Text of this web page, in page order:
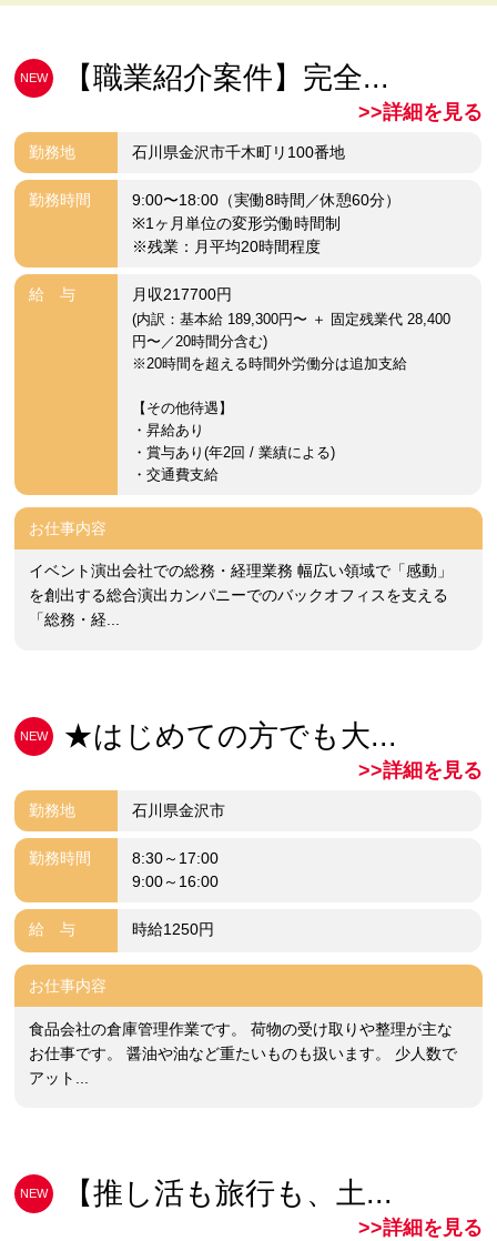
NEW 【職業紹介案件】完全...
>>詳細を見る
勤務地 石川県金沢市千木町リ100番地
勤務時間
9:00〜18:00（実働8時間／休憩60分）
※1ヶ月単位の変形労働時間制
※残業：月平均20時間程度
給 与 月収217700円
(内訳：基本給 189,300円〜 ＋ 固定残業代 28,400
円〜／20時間分含む)
※20時間を超える時間外労働分は追加支給
【その他待遇】
・昇給あり
・賞与あり(年2回 / 業績による)
・交通費支給
お仕事内容
イベント演出会社での総務・経理業務 幅広い領域で「感動」
を創出する総合演出カンパニーでのバックオフィスを支える
「総務・経...
NEW ★はじめての方でも大...
>>詳細を見る
勤務地 石川県金沢市
勤務時間
8:30～17:00
9:00～16:00
給 与 時給1250円
お仕事内容
食品会社の倉庫管理作業です。 荷物の受け取りや整理が主な
お仕事です。 醤油や油など重たいものも扱います。 少人数で
アット...
NEW 【推し活も旅行も、土...
>>詳細を見る